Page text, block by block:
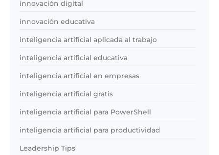
innovación digital
innovación educativa
inteligencia artificial aplicada al trabajo
inteligencia artificial educativa
inteligencia artificial en empresas
inteligencia artificial gratis
inteligencia artificial para PowerShell
inteligencia artificial para productividad
Leadership Tips